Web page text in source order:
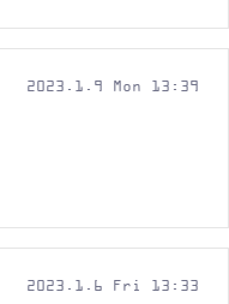
2023.1.9 Mon 13:39
2023.1.6 Fri 13:33